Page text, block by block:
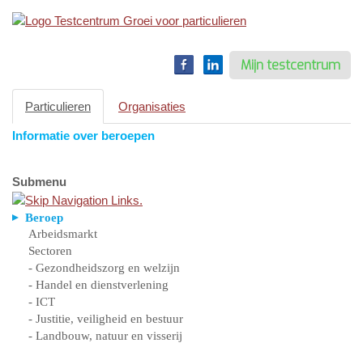
Mijn testcentrum
Particulieren Organisaties
Informatie over beroepen
Submenu
Beroep
Arbeidsmarkt
Sectoren
- Gezondheidszorg en welzijn
- Handel en dienstverlening
- ICT
- Justitie, veiligheid en bestuur
- Landbouw, natuur en visserij